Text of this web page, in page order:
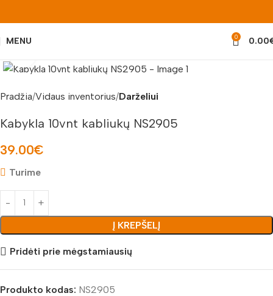
MENU 0 0.00
Pradžia Vidaus inventorius Darželiui
Kabykla 10vnt kabliukų NS2905
39.00€
Turime
Į KREPŠELĮ
Pridėti prie mėgstamiausių
Produkto kodas: NS2905